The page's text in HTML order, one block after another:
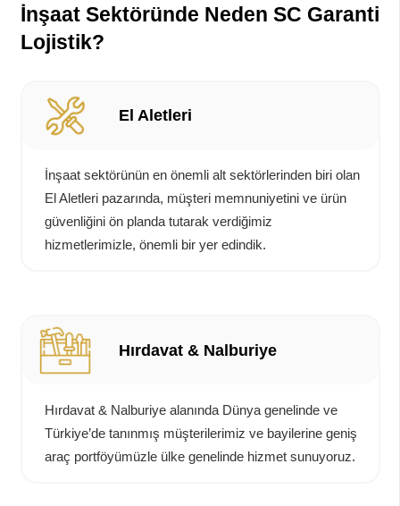
İnşaat Sektöründe Neden SC Garanti
Lojistik?
El Aletleri
İnşaat sektörünün en önemli alt sektörlerinden biri olan
El Aletleri pazarında, müşteri memnuniyetini ve ürün
güvenliğini ön planda tutarak verdiğimiz
hizmetlerimizle, önemli bir yer edindik.
Hırdavat & Nalburiye
Hırdavat & Nalburiye alanında Dünya genelinde ve
Türkiye’de tanınmış müşterilerimiz ve bayilerine geniş
araç portföyümüzle ülke genelinde hizmet sunuyoruz.